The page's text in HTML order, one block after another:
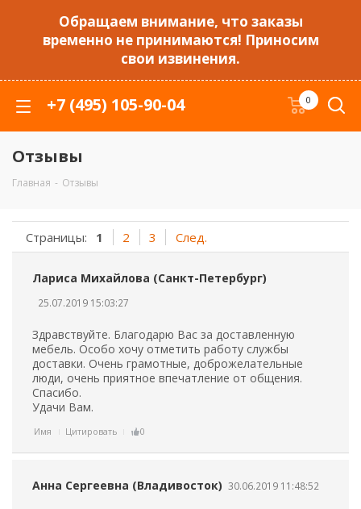
Обращаем внимание, что заказы
временно не принимаются! Приносим
свои извинения.
+7 (495) 105-90-04 0
Отзывы
Главная - Отзывы
Страницы: 1 2 3 След.
Лариса Михайлова (Санкт-Петербург)
25.07.2019 15:03:27
Здравствуйте. Благодарю Вас за доставленную
мебель. Особо хочу отметить работу службы
доставки. Очень грамотные, доброжелательные
люди, очень приятное впечатление от общения.
Спасибо.
Удачи Вам.
Имя Цитировать 0
Анна Сергеевна (Владивосток) 30.06.2019 11:48:52